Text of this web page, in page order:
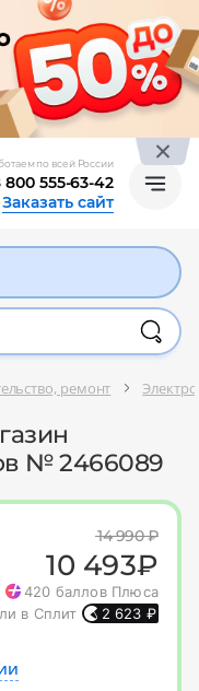
по всей России
800 555-63-42
Заказать сайт
ремонт
№ 2466089
14 990₽
10 493₽
420 баллов Плюса
в Сплит
2 623 ₽